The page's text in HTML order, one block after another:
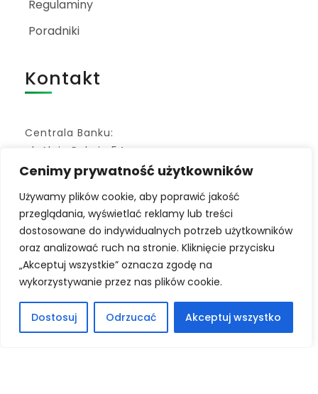
Cenimy prywatność użytkowników
Używamy plików cookie, aby poprawić jakość
przeglądania, wyświetlać reklamy lub treści
dostosowane do indywidualnych potrzeb użytkowników
oraz analizować ruch na stronie. Kliknięcie przycisku
„Akceptuj wszystkie” oznacza zgodę na
wykorzystywanie przez nas plików cookie.
Dostosuj Odrzucać Akceptuj wszystko
Regulaminy
Poradniki
Kontakt
Centrala Banku:
ul. Aleja Pokoju 54
07-130 Łochów
AE:PL-79872-40544-ISVEH-09
bank@bslochow.pl
+48 25 675-13-65
Kod BIC/SWIFT: POLUPLPR